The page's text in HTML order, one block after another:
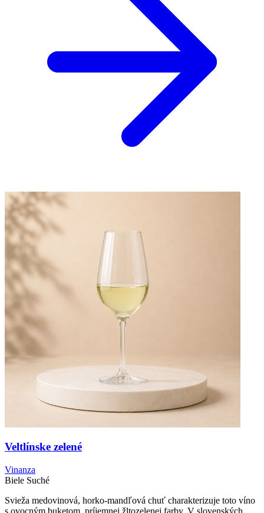
Veltlínske zelené
Vinanza
Biele Suché
Svieža medovinová, horko-mandľová chuť charakterizuje toto víno